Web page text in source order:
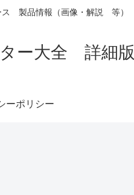
ス 製品情報（画像・解説 等）
ー大全 詳細版
ーポリシー